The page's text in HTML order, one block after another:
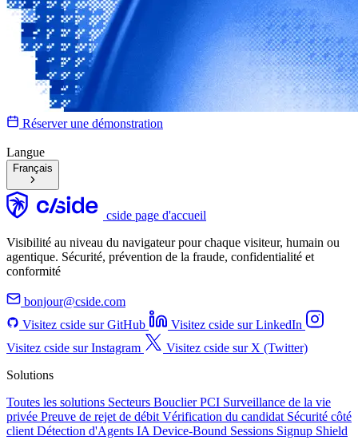
Réserver une démonstration
Langue
Français
cside page d'accueil
Visibilité au niveau du navigateur pour chaque visiteur, humain ou
agentique. Sécurité, prévention de la fraude, confidentialité et
conformité
bonjour@cside.com
Visitez cside sur GitHub
Visitez cside sur LinkedIn
Visitez cside sur Instagram
Visitez cside sur X (Twitter)
Solutions
Toutes les solutions Secteurs Bouclier PCI Surveillance de la vie
privée Preuve de rejet de débit Vérification du candidat Sécurité côté
client Détection d'Agents IA Device-Bound Sessions Signup Shield